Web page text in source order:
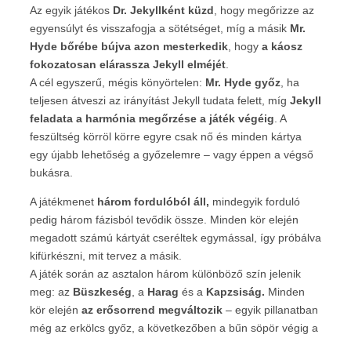
Az egyik játékos Dr. Jekyllként küzd , hogy megőrizze az
egyensúlyt és visszafogja a sötétséget, míg a másik Mr.
Hyde bőrébe bújva azon mesterkedik , hogy a káosz
fokozatosan elárassza Jekyll elméjét
A cél egyszerű, mégis könyörtelen: Mr. Hyde győz , ha
teljesen átveszi az irányítást Jekyll tudata felett, míg Jekyll
feladata a harmónia megőrzése a játék végéig . A
feszültség körröl körre egyre csak nő és minden kártya
egy újabb lehetőség a győzelemre – vagy éppen a végső
bukásra.
A játékmenet három fordulóból áll, mindegyik forduló
pedig három fázisból tevődik össze. Minden kör elején
megadott számú kártyát cseréltek egymással, így próbálva
kifürkészni, mit tervez a másik.
A játék során az asztalon három különböző szín jelenik
meg: az Büszkeség , a Harag és a Kapzsiság. Minden
kör elején az erősorrend megváltozik – egyik pillanatban
még az erkölcs győz, a következőben a bűn söpör végig a